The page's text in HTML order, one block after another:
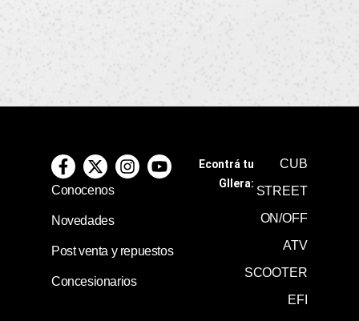
Conocenos
Novedades
Post venta y repuestos
Concesionarios
Econtrá tu
GIlera:
CUB
STREET
ON/OFF
ATV
SCOOTER
EFI